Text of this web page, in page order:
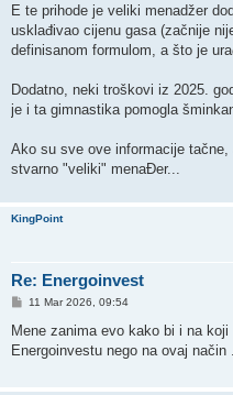
E te prihode je veliki menadžer
usklađivao cijenu gasa (začnije
definisanom formulom, a što je
Dodatno, neki troškovi iz 2025.
je i ta gimnastika pomogla
Ako su sve ove informacije
stvarno "veliki" menaÐer...
KingPoint
Re: Energoinvest
P
s
11 Mar 2026, 09:54
Mene zanima evo kako bi i na
Energoinvestu nego na ovaj